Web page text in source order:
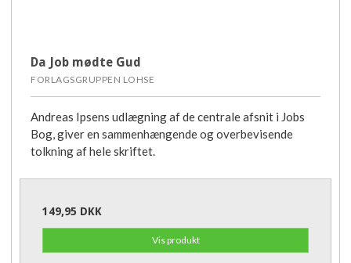
Da Job mødte Gud
FORLAGSGRUPPEN LOHSE
Andreas Ipsens udlægning af de centrale afsnit i Jobs
Bog, giver en sammenhængende og overbevisende
tolkning af hele skriftet.
149,95 DKK
Vis produkt